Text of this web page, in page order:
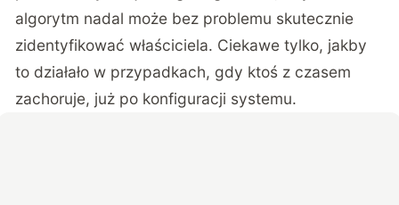
algorytm nadal może bez problemu skutecznie
zidentyfikować właściciela. Ciekawe tylko, jakby
to działało w przypadkach, gdy ktoś z czasem
zachoruje, już po konfiguracji systemu.